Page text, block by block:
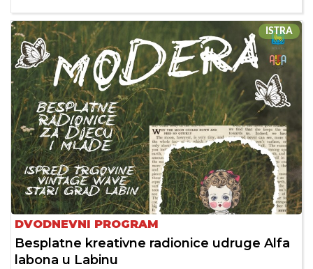
ISTRA
DVODNEVNI PROGRAM
Besplatne kreativne radionice udruge Alfa
labona u Labinu